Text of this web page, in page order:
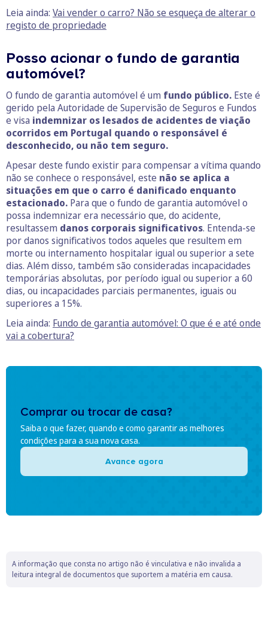
Leia ainda: Vai vender o carro? Não se esqueça de alterar o
registo de propriedade
Posso acionar o fundo de garantia
automóvel?
O fundo de garantia automóvel é um fundo público. Este é
gerido pela Autoridade de Supervisão de Seguros e Fundos
e visa indemnizar os lesados de acidentes de viação
ocorridos em Portugal quando o responsável é
desconhecido, ou não tem seguro.
Apesar deste fundo existir para compensar a vítima quando
não se conhece o responsável, este não se aplica a
situações em que o carro é danificado enquanto
estacionado. Para que o fundo de garantia automóvel o
possa indemnizar era necessário que, do acidente,
resultassem danos corporais significativos. Entenda-se
por danos significativos todos aqueles que resultem em
morte ou internamento hospitalar igual ou superior a sete
dias. Além disso, também são consideradas incapacidades
temporárias absolutas, por período igual ou superior a 60
dias, ou incapacidades parciais permanentes, iguais ou
superiores a 15%.
Leia ainda: Fundo de garantia automóvel: O que é e até onde
vai a cobertura?
Comprar ou trocar de casa?
Saiba o que fazer, quando e como garantir as melhores
condições para a sua nova casa.
Avance agora
A informação que consta no artigo não é vinculativa e não invalida a
leitura integral de documentos que suportem a matéria em causa.